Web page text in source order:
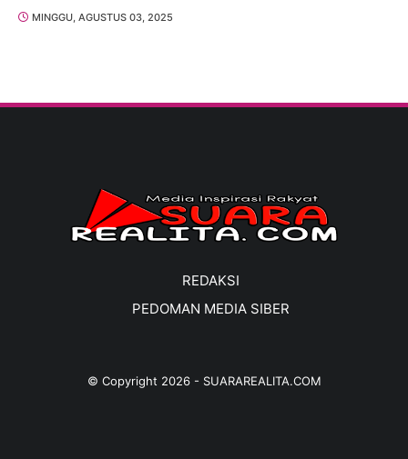
MINGGU, AGUSTUS 03, 2025
REDAKSI
PEDOMAN MEDIA SIBER
© Copyright 2026- SUARAREALITA.COM